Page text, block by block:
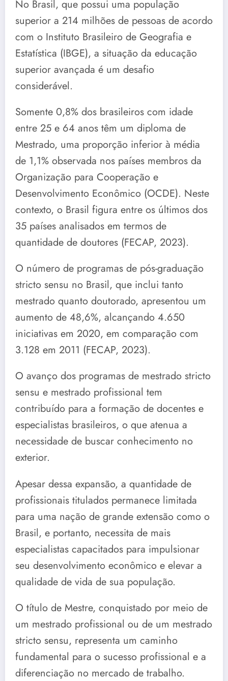
No Brasil, que possui uma população
superior a 214 milhões de pessoas de acordo
com o Instituto Brasileiro de Geografia e
Estatística (IBGE), a situação da educação
superior avançada é um desafio
considerável.
Somente 0,8% dos brasileiros com idade
entre 25 e 64 anos têm um diploma de
Mestrado, uma proporção inferior à média
de 1,1% observada nos países membros da
Organização para Cooperação e
Desenvolvimento Econômico (OCDE). Neste
contexto, o Brasil figura entre os últimos dos
35 países analisados em termos de
quantidade de doutores (FECAP, 2023).
O número de programas de pós-graduação
stricto sensu no Brasil, que inclui tanto
mestrado quanto doutorado, apresentou um
aumento de 48,6%, alcançando 4.650
iniciativas em 2020, em comparação com
3.128 em 2011 (FECAP, 2023).
O avanço dos programas de mestrado stricto
sensu e mestrado profissional tem
contribuído para a formação de docentes e
especialistas brasileiros, o que atenua a
necessidade de buscar conhecimento no
exterior.
Apesar dessa expansão, a quantidade de
profissionais titulados permanece limitada
para uma nação de grande extensão como o
Brasil, e portanto, necessita de mais
especialistas capacitados para impulsionar
seu desenvolvimento econômico e elevar a
qualidade de vida de sua população.
O título de Mestre, conquistado por meio de
um mestrado profissional ou de um mestrado
stricto sensu, representa um caminho
fundamental para o sucesso profissional e a
diferenciação no mercado de trabalho.